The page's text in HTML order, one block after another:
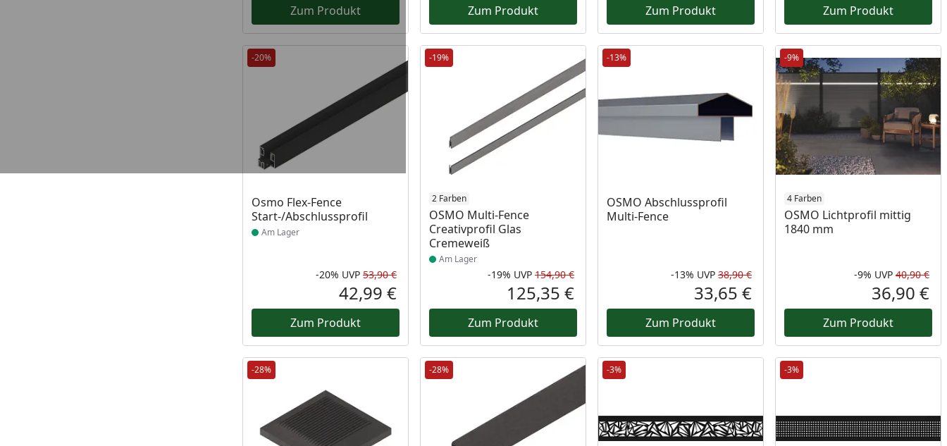
Zum Produkt Zum Produkt Zum Produkt Zum Produkt
-20%
Osmo Flex-Fence
Start-/Abschlussprofil
Produkt am Lager
Am Lager
Rabatt in Prozent
-20%
Ursprünglicher Preis
UVP 53,90 €
Aktueller Preis
42,99 €
Zum Produkt
-19%
2 Farben
OSMO Multi-Fence
Creativprofil Glas
Cremeweiß
Produkt am Lager
Am Lager
Rabatt in Prozent
-19%
Ursprünglicher Preis
UVP 154,90 €
Aktueller Preis
125,35 €
Zum Produkt
-13%
OSMO Abschlussprofil
Multi-Fence
Rabatt in Prozent
-13%
Ursprünglicher Preis
UVP 38,90 €
Aktueller Preis
33,65 €
Zum Produkt
-9%
4 Farben
OSMO Lichtprofil mittig
1840 mm
-9% UVP 40,90 €
36,90 €
Zum Produkt
-28% -28% -3% -3%